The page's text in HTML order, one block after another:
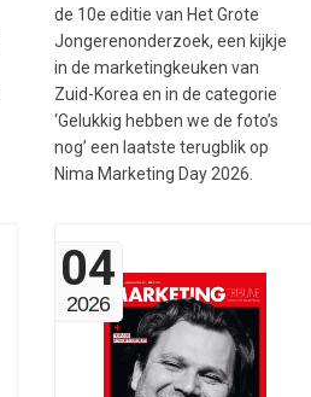
de 10e editie van Het Grote
Jongerenonderzoek, een kijkje
in de marketingkeuken van
Zuid-Korea en in de categorie
‘Gelukkig hebben we de foto’s
nog’ een laatste terugblik op
Nima Marketing Day 2026.
04
2026